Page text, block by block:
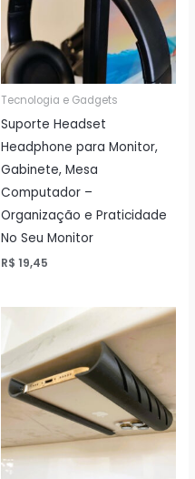
Tecnologia e Gadgets
Suporte Headset
Headphone para Monitor,
Gabinete, Mesa
Computador –
Organização e Praticidade
No Seu Monitor
R$ 19,45